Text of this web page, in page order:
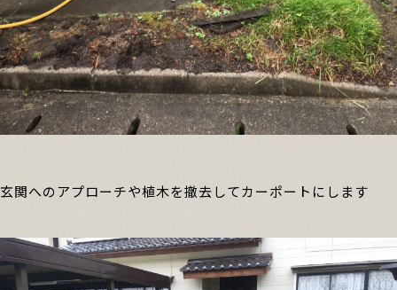
玄関へのアプローチや植木を撤去してカーポートにします